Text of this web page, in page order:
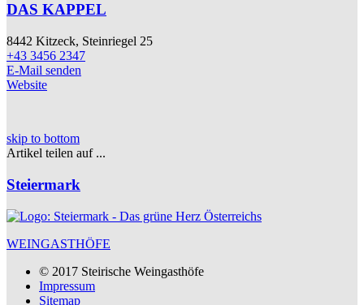
DAS KAPPEL
8442 Kitzeck, Steinriegel 25
+43 3456 2347
E-Mail senden
Website
skip to bottom
Artikel teilen auf ...
Steiermark
WEINGASTHÖFE
© 2017 Steirische Weingasthöfe
Impressum
Sitemap